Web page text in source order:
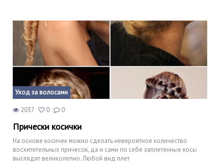
Уход за волосами
2037 0 0
Прически косички
На основе косичек можно сделать невероятное количество
восхитительных причесок, да и сами по себе заплетенные косы
выглядят великолепно. Любой вид плет